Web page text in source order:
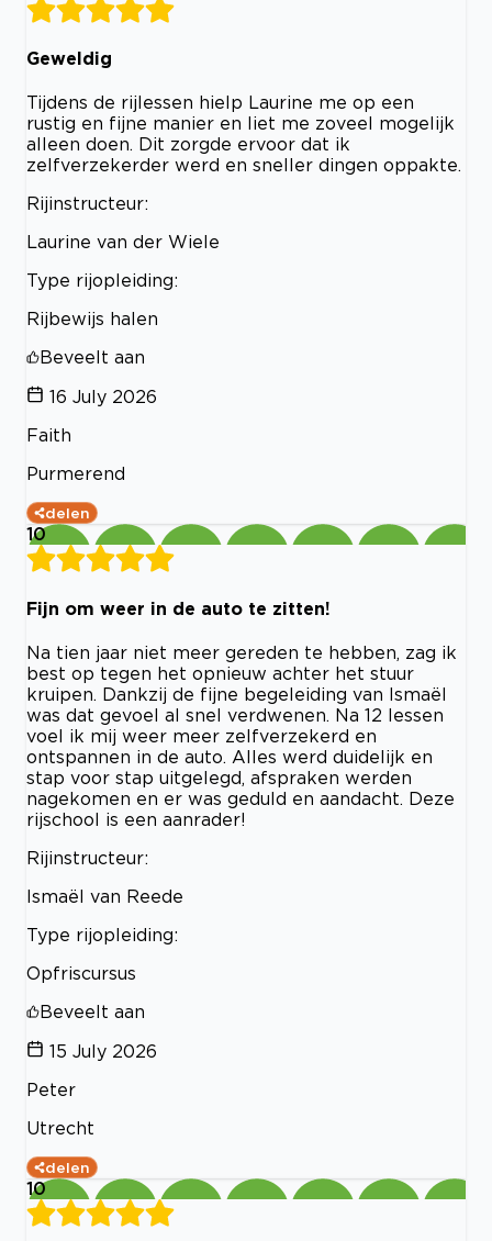
Geweldig
Tijdens de rijlessen hielp Laurine me op een
rustig en fijne manier en liet me zoveel mogelijk
alleen doen. Dit zorgde ervoor dat ik
zelfverzekerder werd en sneller dingen oppakte.
Rijinstructeur:
Laurine van der Wiele
Type rijopleiding:
Rijbewijs halen
Beveelt aan
16 July 2026
Faith
Purmerend
delen
10
Fijn om weer in de auto te zitten!
Na tien jaar niet meer gereden te hebben, zag ik
best op tegen het opnieuw achter het stuur
kruipen. Dankzij de fijne begeleiding van Ismaël
was dat gevoel al snel verdwenen. Na 12 lessen
voel ik mij weer meer zelfverzekerd en
ontspannen in de auto. Alles werd duidelijk en
stap voor stap uitgelegd, afspraken werden
nagekomen en er was geduld en aandacht. Deze
rijschool is een aanrader!
Rijinstructeur:
Ismaël van Reede
Type rijopleiding:
Opfriscursus
Beveelt aan
15 July 2026
Peter
Utrecht
delen
10